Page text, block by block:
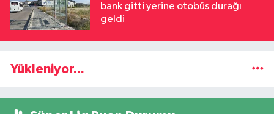
bank gitti yerine otobüs durağı
geldi
Yükleniyor...